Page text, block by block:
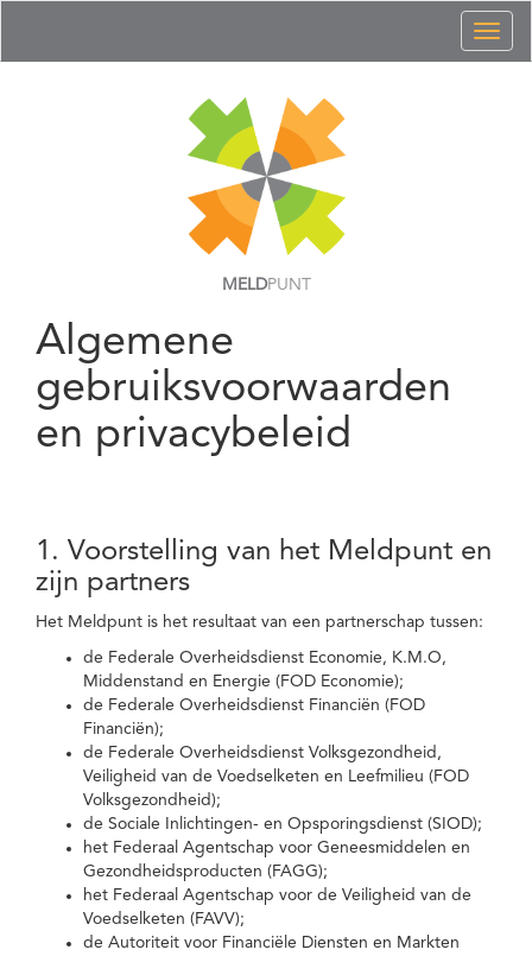
MELDPUNT
Algemene
gebruiksvoorwaarden
en privacybeleid
1. Voorstelling van het Meldpunt en
zijn partners
Het Meldpunt is het resultaat van een partnerschap tussen:
de Federale Overheidsdienst Economie, K.M.O,
Middenstand en Energie (FOD Economie);
de Federale Overheidsdienst Financiën (FOD
Financiën);
de Federale Overheidsdienst Volksgezondheid,
Veiligheid van de Voedselketen en Leefmilieu (FOD
Volksgezondheid);
de Sociale Inlichtingen- en Opsporingsdienst (SIOD);
het Federaal Agentschap voor Geneesmiddelen en
Gezondheidsproducten (FAGG);
het Federaal Agentschap voor de Veiligheid van de
Voedselketen (FAVV);
de Autoriteit voor Financiële Diensten en Markten